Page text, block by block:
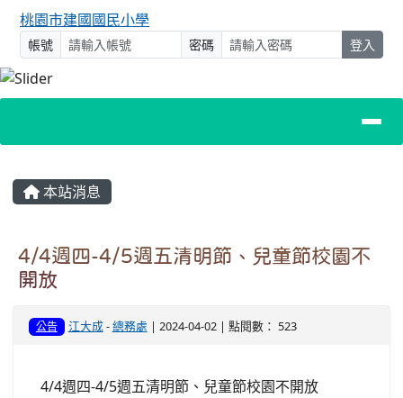
桃園市建國國民小學
帳號 密碼 登入
主內容區域
本站消息
4/4週四-4/5週五清明節、兒童節校園不
開放
公告 江大成-總務處 | 2024-04-02 | 點閱數： 523
4/4週四-4/5週五清明節、兒童節校園不開放